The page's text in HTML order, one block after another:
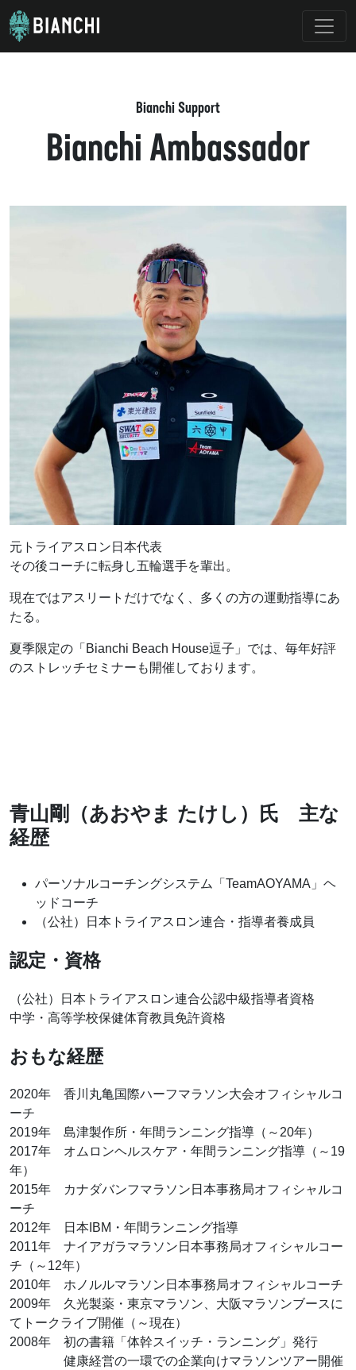
Bianchi Support
Bianchi Ambassador
元トライアスロン日本代表
その後コーチに転身し五輪選手を輩出。
現在ではアスリートだけでなく、多くの方の運動指導にあ
たる。
夏季限定の「Bianchi Beach House逗子」では、毎年好評
のストレッチセミナーも開催しております。
青山剛（あおやま たけし）氏 主な
経歴
パーソナルコーチングシステム「TeamAOYAMA」ヘ
ッドコーチ
（公社）日本トライアスロン連合・指導者養成員
認定・資格
（公社）日本トライアスロン連合公認中級指導者資格
中学・高等学校保健体育教員免許資格
おもな経歴
2020年 香川丸亀国際ハーフマラソン大会オフィシャルコ
ーチ
2019年 島津製作所・年間ランニング指導（～20年）
2017年 オムロンヘルスケア・年間ランニング指導（～19
年）
2015年 カナダバンフマラソン日本事務局オフィシャルコ
ーチ
2012年 日本IBM・年間ランニング指導
2011年 ナイアガラマラソン日本事務局オフィシャルコー
チ（～12年）
2010年 ホノルルマラソン日本事務局オフィシャルコーチ
2009年 久光製薬・東京マラソン、大阪マラソンブースに
てトークライブ開催（～現在）
2008年 初の書籍「体幹スイッチ・ランニング」発行
健康経営の一環での企業向けマラソンツアー開催